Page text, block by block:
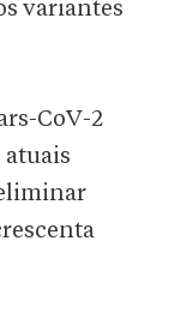
variantes
CoV-2
atuais